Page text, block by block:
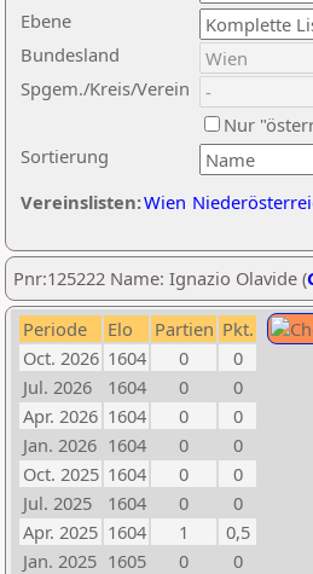
Ebene
Sortierung
Bundesland
Spgem./Kreis/Verein
Nur
Vereinslisten:Wien
Pnr:125222 Name: Ignazio Olavide (
Periode Elo Partien Pkt.
Oct. 2026 1604 0
0
Jul. 2026
1604 0
0
Apr. 2026 1604 0
0
Jan. 2026 1604 0
0
Oct. 2025 1604 0
0
Jul. 2025
1604 0
0
Apr. 2025 1604 1
0,5
Jan. 2025 1605 0
0